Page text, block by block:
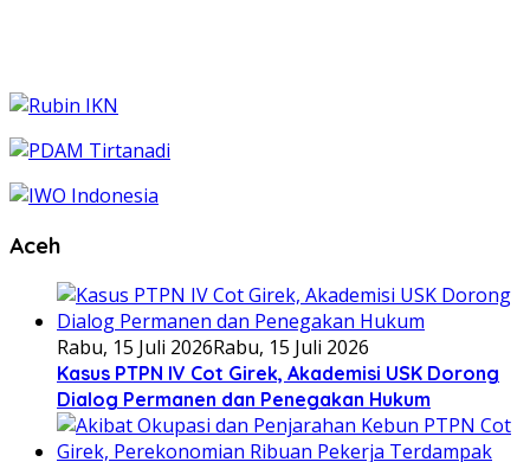
Aceh
Rabu, 15 Juli 2026Rabu, 15 Juli 2026
Kasus PTPN IV Cot Girek, Akademisi USK Dorong
Dialog Permanen dan Penegakan Hukum